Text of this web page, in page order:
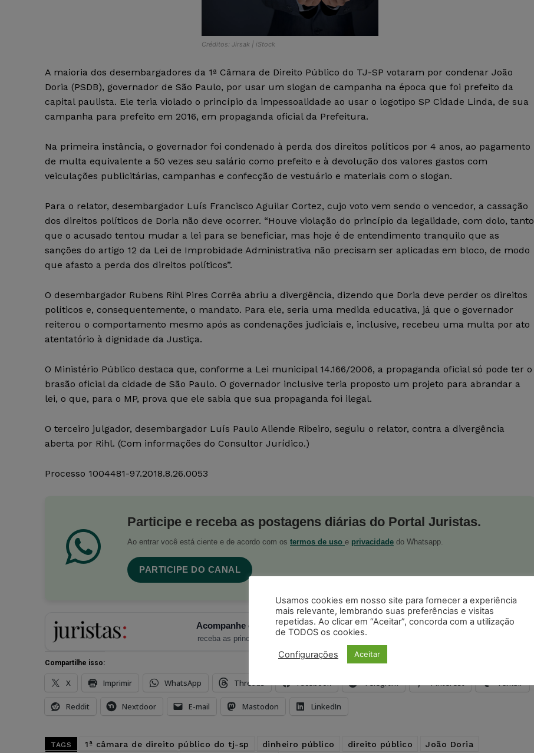
Créditos: Jirsak | iStock
A maioria dos desembargadores da 1ª Câmara de Direito Público do TJ-SP votaram por condenar João
Doria (PSDB), governador de São Paulo, por usar um slogan de campanha na época que foi prefeito da
capital paulista. Ele teria violado o princípio da impessoalidade ao usar o logotipo SP Cidade Linda, de sua
campanha para prefeito em 2016, em propaganda oficial da Prefeitura.
Na primeira instância, o governador foi condenado à perda dos direitos políticos por 4 anos, ao pagamento
de multa equivalente a 50 vezes seu salário como prefeito e à devolução dos valores gastos com
veiculações publicitárias, campanhas e confecção de vestuário e materiais com o slogan.
Para o relator, desembargador Luís Francisco Aguilar Cortez, cujo voto vem sendo o vencedor, a cassação
dos direitos políticos de Doria não deve ocorrer. “Houve violação do princípio da legalidade, com dolo, tanto
que o acusado tentou mudar a lei para se beneficiar, mas hoje é de entendimento tranquilo que as
sanções do artigo 12 da Lei de Improbidade Administrativa não precisam ser aplicadas em bloco, de modo
que afasto a perda dos direitos políticos”.
O desembargador Rubens Rihl Pires Corrêa abriu a divergência, dizendo que Doria deve perder os direitos
políticos e, consequentemente, o mandato. Para ele, seria uma medida educativa, já que o governador
reiterou o comportamento mesmo após as condenações judiciais e, inclusive, recebeu uma multa por ato
atentatório à dignidade da Justiça.
O Ministério Público destaca que, conforme a Lei municipal 14.166/2006, a propaganda oficial só pode ter o
brasão oficial da cidade de São Paulo. O governador inclusive teria proposto um projeto para abrandar a
lei, o que, para o MP, prova que ele sabia que sua propaganda foi ilegal.
O terceiro julgador, desembargador Luís Paulo Aliende Ribeiro, seguiu o relator, contra a divergência
aberta por Rihl. (Com informações do Consultor Jurídico.)
Processo 1004481-97.2018.8.26.0053
Participe e receba as postagens diárias do Portal Juristas.
Ao entrar você está ciente e de acordo com os termos de uso e privacidade do Whatsapp.
PARTICIPE DO CANAL
Acompanhe o Juristas no Google News
receba as principais notícias jurídicas do Brasil
Compartilhe isso:
X Imprimir WhatsApp Threads Facebook Telegram Pinterest Tumblr
Reddit Nextdoor E-mail Mastodon LinkedIn
TAGS 1ª câmara de direito público do tj-sp dinheiro público direito público
João Doria
Usamos cookies em nosso site para fornecer a experiência
mais relevante, lembrando suas preferências e visitas
repetidas. Ao clicar em “Aceitar”, concorda com a utilização
de TODOS os cookies.
Configurações Aceitar